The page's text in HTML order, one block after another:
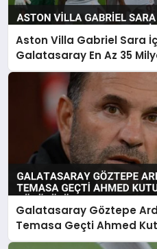
Aston Villa Gabriel Sara
Galatasaray En Az 35
Galatasaray Göztepe
Temasa Geçti Ahmed
Görüşülüyor